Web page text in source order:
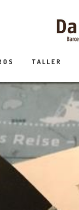
TALLER